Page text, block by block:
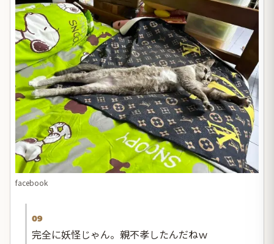
facebook
09
完全に妖怪じゃん。親不孝したんだねｗ